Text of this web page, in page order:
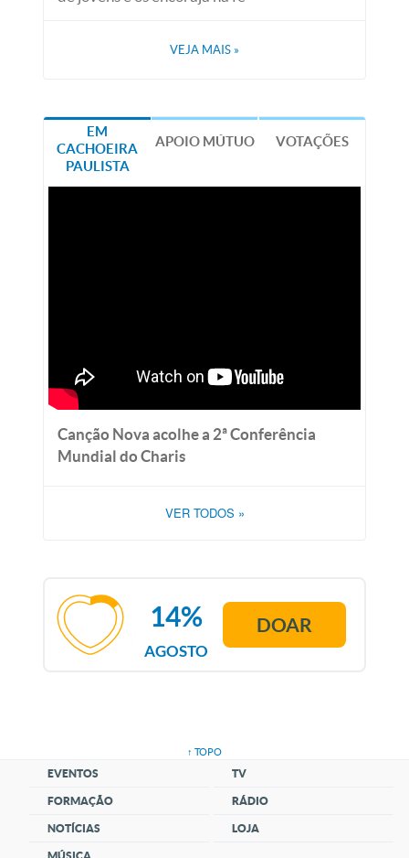
VEJA MAIS »
EM
CACHOEIRA
PAULISTA
APOIO MÚTUO VOTAÇÕES
Canção Nova acolhe a 2ª Conferência
Mundial do Charis
VER TODOS »
AGOSTO
14% DOAR
↑ TOPO
EVENTOS
FORMAÇÃO
NOTÍCIAS
MÚSICA
TV
RÁDIO
LOJA